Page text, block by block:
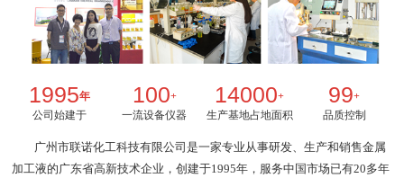
1995年
公司始建于
100+
一流设备仪器
14000+
生产基地占地面积
99+
品质控制
广州市联诺化工科技有限公司是一家专业从事研发、生产和销售金属
加工液的广东省高新技术企业，创建于1995年，服务中国市场已有20多年